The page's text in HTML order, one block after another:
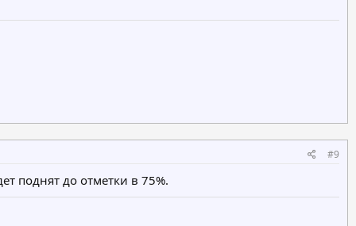
#9
поднят до отметки в 75%.